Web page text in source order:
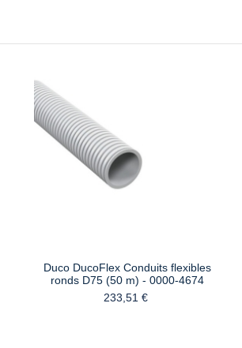
Duco DucoFlex Conduits flexibles
ronds D75 (50 m) - 0000-4674
233,51 €